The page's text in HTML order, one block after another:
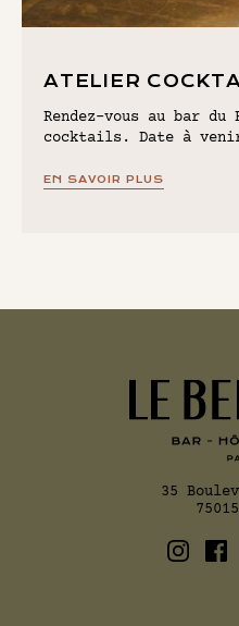
ATELIER
Rendez-vous au bar
cocktails. Date à
EN SAVOIR PLUS
35